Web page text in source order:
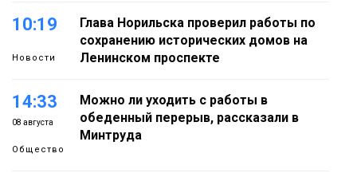
10:19
Новости
Глава Норильска проверил работы по
сохранению исторических домов на
Ленинском проспекте
14:33
08 августа
Общество
Можно ли уходить с работы в
обеденный перерыв, рассказали в
Минтруда